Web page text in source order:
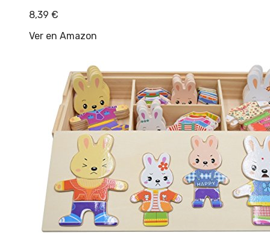
8,39 €
Ver en Amazon